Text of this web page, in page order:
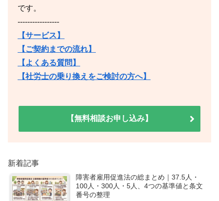
です。
-----------------
【サービス】
【ご契約までの流れ】
【よくある質問】
【社労士の乗り換えをご検討の方へ】
【無料相談お申し込み】
新着記事
障害者雇用促進法の総まとめ｜37.5人・
100人・300人・5人、4つの基準値と条文
番号の整理